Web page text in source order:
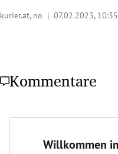
kurier.at, no | 07.02.2023, 10:35
Kommentare